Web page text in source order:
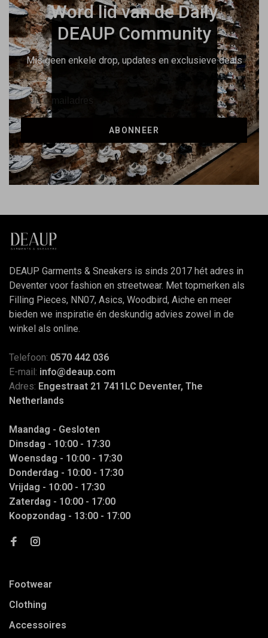
Word lid van de Daily
DEAUP Community
Mis geen enkele drop, updates en exclusieve deals
ABONNEER
DEAUP Garments & Sneakers is sinds 2017 hét adres in
Deventer voor fashion en streetwear. Met topmerken als
Filling Pieces, NN07, Asics, Woodbird, Aiche en meer
bieden we inspiratie én deskundig advies zowel in de
winkel als online.
Telefoon: 0570 442 036
E-mail: info@deaup.com
Adres: Engestraat 21 7411LC Deventer, The
Netherlands
Maandag - Gesloten
Dinsdag - 10:00 - 17:30
Woensdag - 10:00 - 17:30
Donderdag - 10:00 - 17:30
Vrijdag - 10:00 - 17:30
Zaterdag - 10:00 - 17:00
Koopzondag - 13:00 - 17:00
Footwear
Clothing
Accessoires